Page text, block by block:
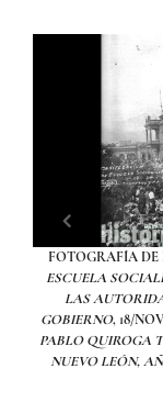
FOTOGRAFÍA DE
ESCUELA
LAS
GOBIERNO, 18/
PABLO QUIROGA
NUEVO LEÓN,